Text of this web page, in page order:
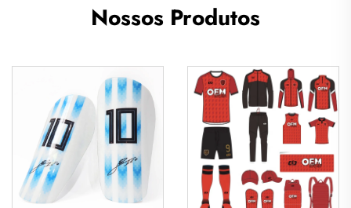
Nossos Produtos